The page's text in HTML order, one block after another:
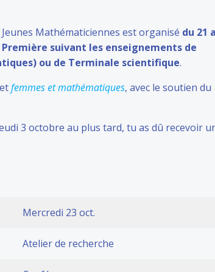
Mathématiciennes est organisé du 21
Première suivant les enseignements de
ou de Terminale scientifique.
etfemmes et mathématiques, avec le soutien du
3 octobre au plus tard, tu as dû recevoir
Mercredi 23 oct.
Atelier de recherche